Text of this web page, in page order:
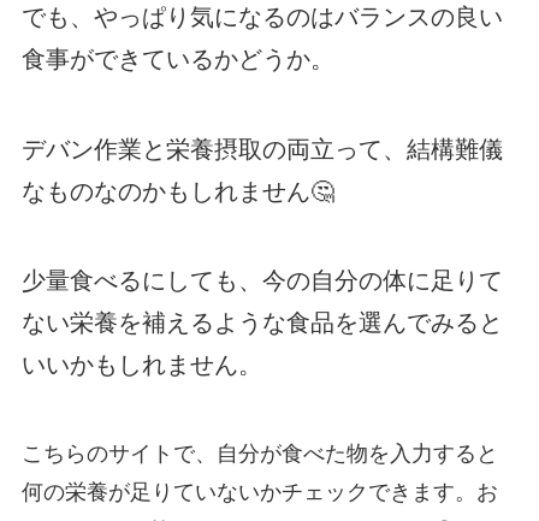
でも、やっぱり気になるのはバランスの良い
食事ができているかどうか。
デバン作業と栄養摂取の両立って、結構難儀
なものなのかもしれません🤔
少量食べるにしても、今の自分の体に足りて
ない栄養を補えるような食品を選んでみると
いいかもしれません。
こちらのサイトで、自分が食べた物を入力すると
何の栄養が足りていないかチェックできます。お